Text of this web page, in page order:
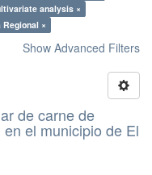
analysis ×
×
Show Advanced Filters
de carne de
el municipio de El